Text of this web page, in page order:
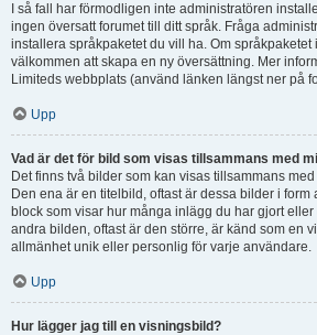
I så fall har förmodligen inte administratören
ingen översatt forumet till ditt språk. Fråga
installera språkpaketet du vill ha. Om språkpaketet
välkommen att skapa en ny översättning. Mer
Limiteds webbplats (använd länken längst ner på
Upp
Vad är det för bild som visas tillsammans med
Det finns två bilder som kan visas tillsammans
Den ena är en titelbild, oftast är dessa bilder i form
block som visar hur många inlägg du har gjort
andra bilden, oftast är den större, är känd som en
allmänhet unik eller personlig för varje användare.
Upp
Hur lägger jag till en visningsbild?